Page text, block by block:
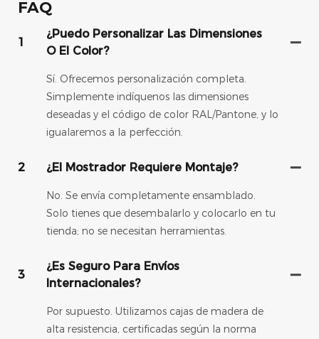
FAQ
1
¿Puedo Personalizar Las Dimensiones
O El Color?
Sí. Ofrecemos personalización completa.
Simplemente indíquenos las dimensiones
deseadas y el código de color RAL/Pantone, y lo
igualaremos a la perfección.
2 ¿El Mostrador Requiere Montaje?
No. Se envía completamente ensamblado.
Solo tienes que desembalarlo y colocarlo en tu
tienda; no se necesitan herramientas.
3
¿Es Seguro Para Envíos
Internacionales?
Por supuesto. Utilizamos cajas de madera de
alta resistencia, certificadas según la norma